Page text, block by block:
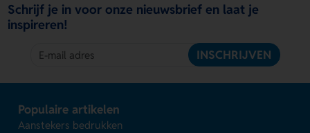
Schrijf je in voor onze nieuwsbrief en laat je
inspireren!
INSCHRIJVEN
Populaire artikelen
Aanstekers bedrukken